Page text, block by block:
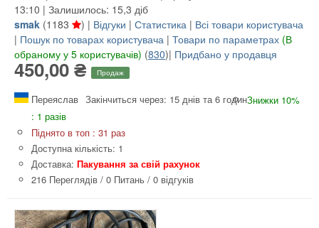
13:10 | Залишилось: 15,3 діб
smak (1183 ) | Відгуки | Статистика | Всі товари користувача
| Пошук по товарах користувача | Товари по параметрах (В
обраному у 5 користувачів) (830)| Придбано у продавця
450,00 ₴ Продаж
Переяслав Закінчиться через: 15 днів та 6 годинЗнижки 10%
: 1 разів
Піднято в топ : 31 раз
Доступна кількість: 1
Доставка: Пакування за свій рахунок
216 Переглядів / 0 Питань / 0 відгуків